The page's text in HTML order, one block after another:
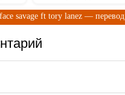
savage ft tory lanez — перевод